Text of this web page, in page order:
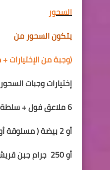
السحور
يتكون السحور من
(وجبة من
إختيارات وجبات
6 ملاعق فول + سلطة خضراء +
أو2بيضة ( مسلوقة
أو 250
جرام جبن